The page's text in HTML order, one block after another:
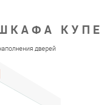
КУПЕ
дверей